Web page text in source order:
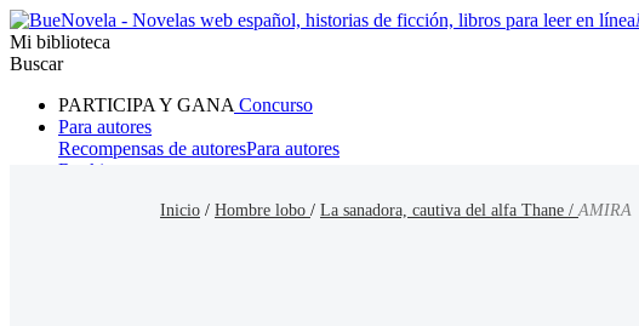
Mi biblioteca
Buscar
PARTICIPA Y GANA Concurso
Para autores
Recompensas de autoresPara autores
Ranking
Inicio / Hombre lobo / La sanadora, cautiva del alfa Thane /AMIRA